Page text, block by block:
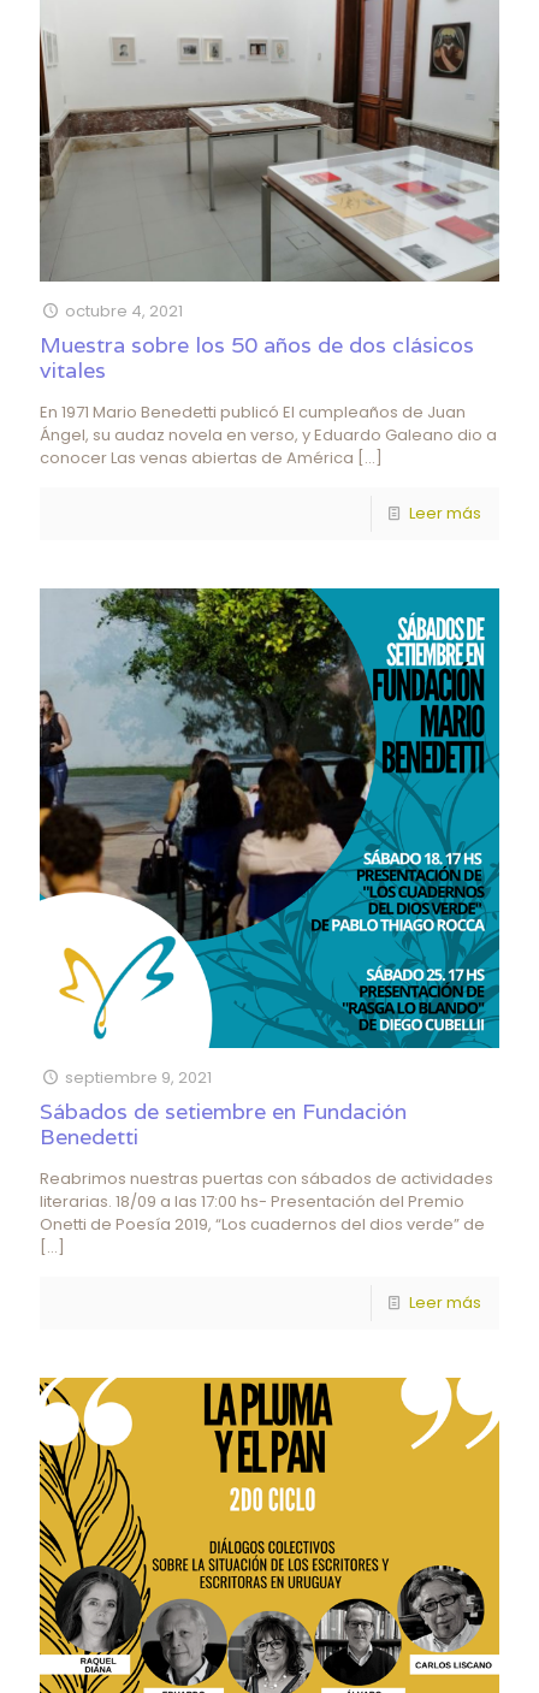
octubre 4, 2021
Muestra sobre los 50 años de dos clásicos
vitales
En 1971 Mario Benedetti publicó El cumpleaños de Juan
Ángel, su audaz novela en verso, y Eduardo Galeano dio a
conocer Las venas abiertas de América […]
Leer más
septiembre 9, 2021
Sábados de setiembre en Fundación
Benedetti
Reabrimos nuestras puertas con sábados de actividades
literarias. 18/09 a las 17:00 hs- Presentación del Premio
Onetti de Poesía 2019, “Los cuadernos del dios verde” de
[…]
Leer más